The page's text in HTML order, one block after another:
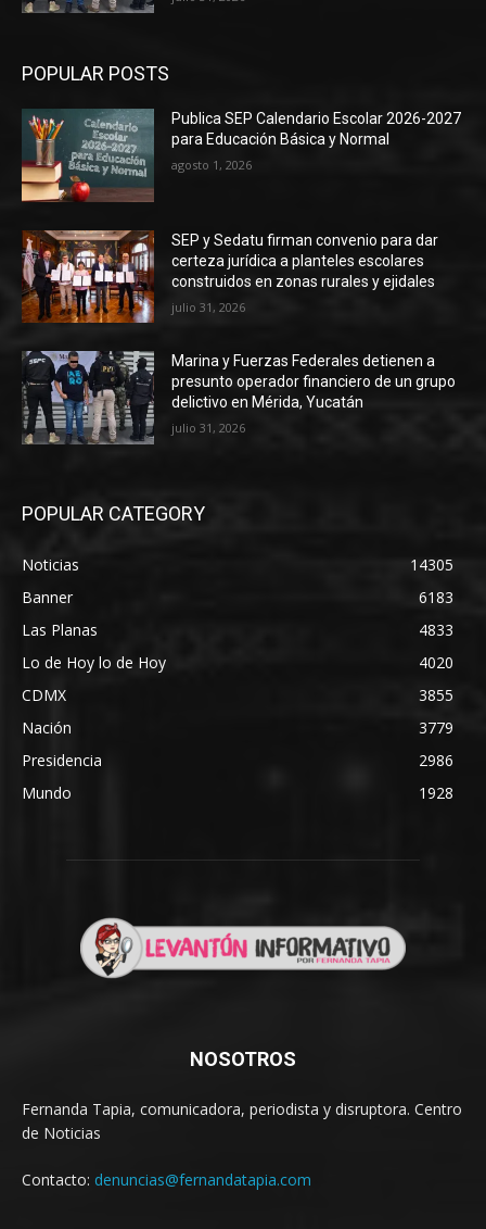
POPULAR POSTS
Publica SEP Calendario Escolar 2026-2027
para Educación Básica y Normal
agosto 1, 2026
SEP y Sedatu firman convenio para dar
certeza jurídica a planteles escolares
construidos en zonas rurales y ejidales
julio 31, 2026
Marina y Fuerzas Federales detienen a
presunto operador financiero de un grupo
delictivo en Mérida, Yucatán
julio 31, 2026
POPULAR CATEGORY
Noticias
14305
Banner
6183
Las Planas
4833
Lo de Hoy lo de Hoy
4020
CDMX
3855
Nación
3779
Presidencia
2986
Mundo
1928
NOSOTROS
Fernanda Tapia, comunicadora, periodista y disruptora. Centro
de Noticias
Contacto: denuncias@fernandatapia.com